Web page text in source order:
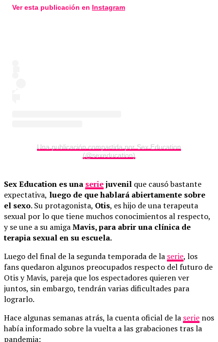
Ver esta publicación en Instagram
Una publicación compartida por Sex Education
(@sexeducation)
Sex Education es una seriejuvenil que causó bastante
expectativa, luego de que hablará abiertamente sobre
el sexo. Su protagonista, Otis, es hijo de una terapeuta
sexual por lo que tiene muchos conocimientos al respecto,
y se une a su amigaMavis, para abrir una clínica de
terapia sexual en su escuela.
Luego del final de la segunda temporada de la serie, los
fans quedaron algunos preocupados respecto del futuro de
Otis y Mavis, pareja que los espectadores quieren ver
juntos, sin embargo, tendrán varias dificultades para
lograrlo.
Hace algunas semanas atrás, la cuenta oficial de la serie nos
había informado sobre la vuelta a las grabaciones tras la
pandemia: